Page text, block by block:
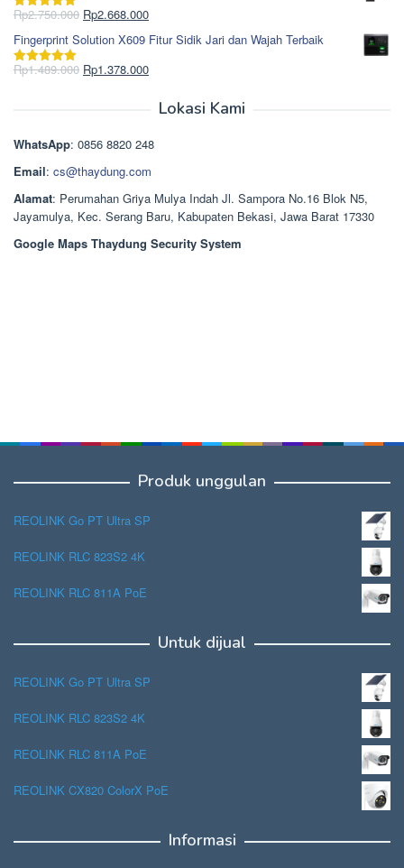
Rp965.000.adalah:
Dinilai5.00
Rp2.750.000 Harga
aslinya
adalah:
Rp2.750.000.
Rp2.668.000Harga
saat
ini
adalah:
Fingerprint Solution X609 Fitur Sidik Jari dan Wajah Terbaik
Dinilai5.00
Rp1.489.000 Harga
Rp1.378.000Harga
Rp1.378.000.
Lokasi Kami
WhatsApp: 0856 8820 248
Email: cs@thaydung.com
Alamat: Perumahan Griya Mulya Indah Jl. Sampora No.16 Blok N5,
Jayamulya, Kec. Serang Baru, Kabupaten Bekasi, Jawa Barat 17330
Google Maps Thaydung Security System
Produk unggulan
REOLINK Go PT Ultra SP
REOLINK RLC 823S2 4K
REOLINK RLC 811A PoE
Untuk dijual
REOLINK Go PT Ultra SP
REOLINK RLC 823S2 4K
REOLINK RLC 811A PoE
REOLINK CX820 ColorX PoE
Informasi